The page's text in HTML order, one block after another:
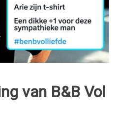
van B&B Vol